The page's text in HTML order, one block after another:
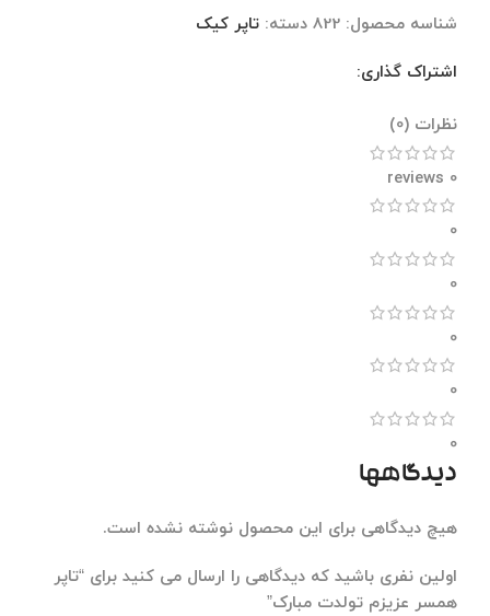
شناسه محصول: 822 دسته: تاپر کیک
اشتراک گذاری:
نظرات (0)
0 reviews
0
0
0
0
0
دیدگاهها
هیچ دیدگاهی برای این محصول نوشته نشده است.
اولین نفری باشید که دیدگاهی را ارسال می کنید برای “تاپر
همسر عزیزم تولدت مبارک”